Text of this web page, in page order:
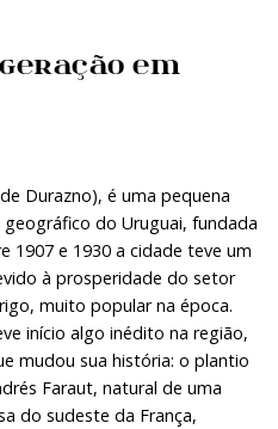
em
Durazno), é uma pequena
do Uruguai, fundada
1907 e 1930 a cidade teve um
à prosperidade do setor
muito popular na época.
início algo inédito na região,
mudou sua história: o plantio
Faraut, natural de uma
do sudeste da França,